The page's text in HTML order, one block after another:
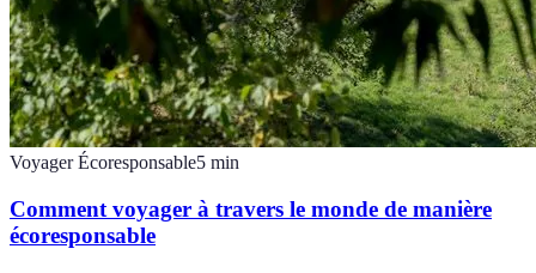
Voyager Écoresponsable5 min
Comment voyager à travers le monde de manière
écoresponsable